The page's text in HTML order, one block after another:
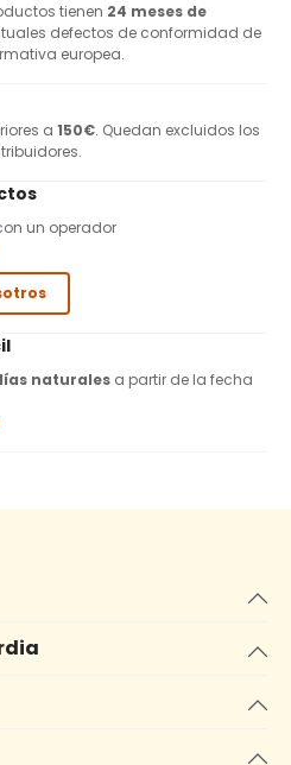
tienen 24 meses de
defectos de conformidad de
europea.
a 150€. Quedan excluidos los
un operador
naturales a partir de la fecha